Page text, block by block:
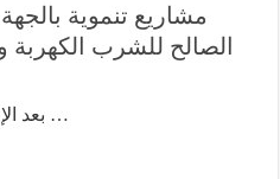
مشاريع تنموية
الصالح للشرب الكهربة
بعد الإجتماع الذي عقده مجلس …